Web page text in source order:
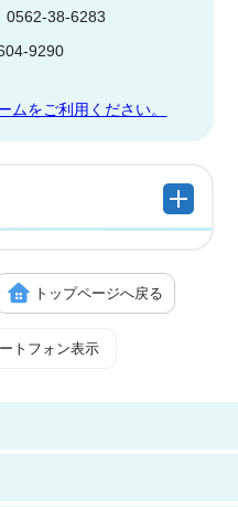
38-6283
9290
ムをご利用ください。
トップページへ戻る
トフォン表示